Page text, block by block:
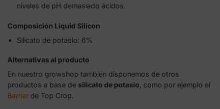
niveles de pH demasiado ácidos.
Composición Liquid Silicon
Silicato de potasio: 6%
Alternativas al producto
En nuestro growshop también disponemos de otros
productos a base de silicato de potasio , como por ejemplo el
Barrier de Top Crop.